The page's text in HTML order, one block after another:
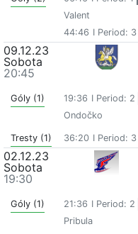
Valent
44:46 I Period: 3
09.12.23
Sobota
20:45
Góly (1) 19:36 I Period: 2
Ondočko
Tresty (1) 36:20 I Period: 3
02.12.23
Sobota
19:30
Góly (1) 21:36 I Period: 2
Pribula